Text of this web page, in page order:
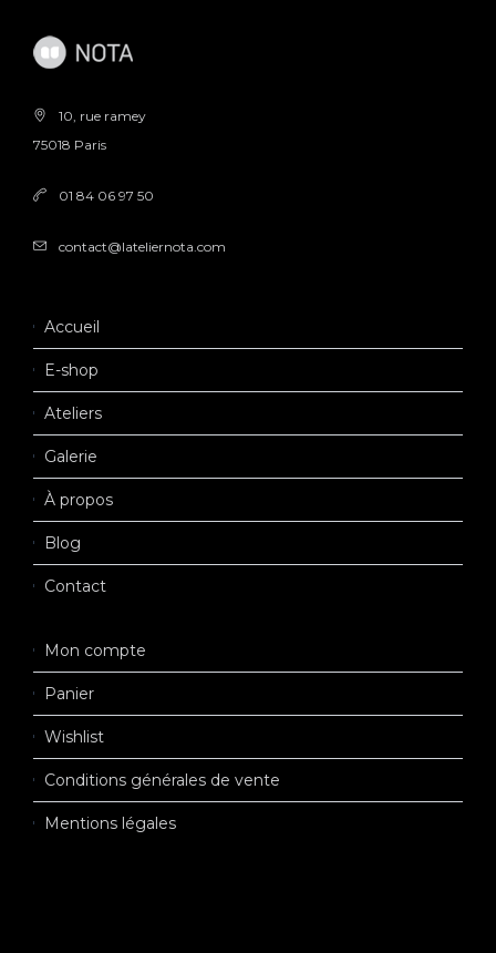
10, rue ramey
75018 Paris
01 84 06 97 50
contact@lateliernota.com
Accueil
E-shop
Ateliers
Galerie
À propos
Blog
Contact
Mon compte
Panier
Wishlist
Conditions générales de vente
Mentions légales